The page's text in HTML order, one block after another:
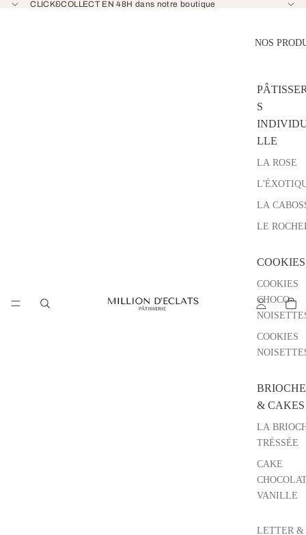
CLICK&COLLECT EN 48H dans notre boutique
NOS
S
LLE
LA ROSE
LA
LE
COOKIES
COOKIES
CHOCO-
COOKIES
& CAKES
LA
TRÉSSÉE
CAKE
VANILLE
LETTER &